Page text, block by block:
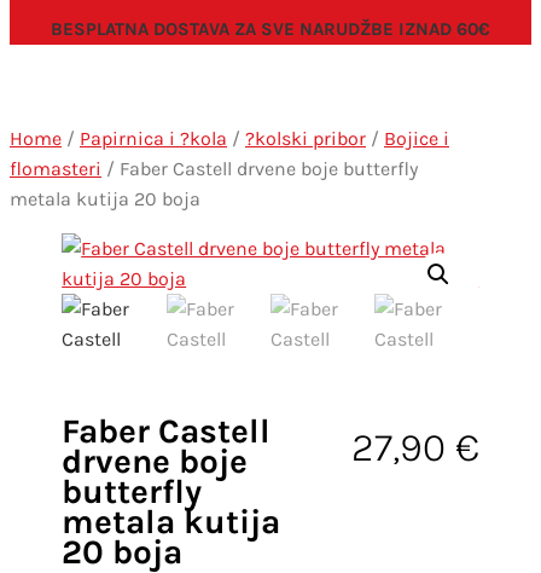
BESPLATNA DOSTAVA ZA SVE NARUDŽBE IZNAD 60€
Home / Papirnica i ?kola / ?kolski pribor / Bojice i
flomasteri / Faber Castell drvene boje butterfly
metala kutija 20 boja
Faber Castell
drvene boje
butterfly
metala kutija
20 boja
27,90 €